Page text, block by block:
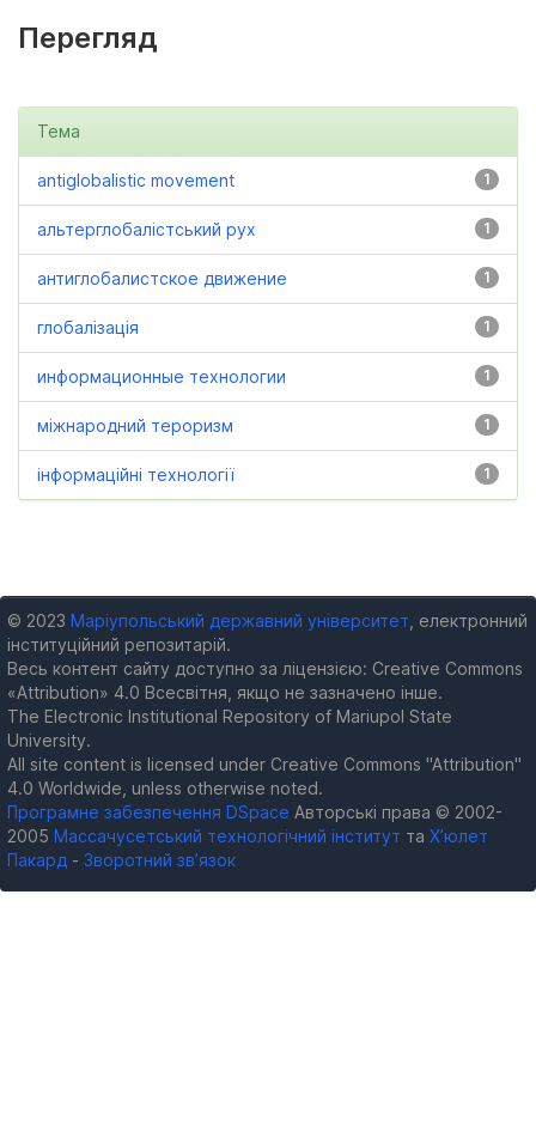
Перегляд
Тема
1
antiglobalistic movement
1
альтерглобалістський рух
1
антиглобалистское движение
1
глобалізація
1
информационные технологии
1
міжнародний тероризм
1
інформаційні технології
© 2023 Маріупольський державний університет , електронний
інституційний репозитарій.
Весь контент сайту доступно за ліцензією: Creative Commons
«Attribution» 4.0 Всесвітня, якщо не зазначено інше.
The Electronic Institutional Repository of Mariupol State
University.
All site content is licensed under Creative Commons "Attribution"
4.0 Worldwide, unless otherwise noted.
Програмне забезпечення DSpace Авторські права © 2002-
2005 Массачусетський технологічний інститут та Х’юлет
Пакард - Зворотний зв’язок